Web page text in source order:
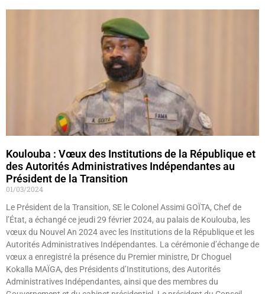
Koulouba : Vœux des Institutions de la République et
des Autorités Administratives Indépendantes au
Président de la Transition
01/03/2024
Le Président de la Transition, SE le Colonel Assimi GOÏTA, Chef de
l’État, a échangé ce jeudi 29 février 2024, au palais de Koulouba, les
vœux du Nouvel An 2024 avec les Institutions de la République et les
Autorités Administratives Indépendantes. La cérémonie d’échange de
vœux a enregistré la présence du Premier ministre, Dr Choguel
Kokalla MAÏGA, des Présidents d’Institutions, des Autorités
Administratives Indépendantes, ainsi que des membres du